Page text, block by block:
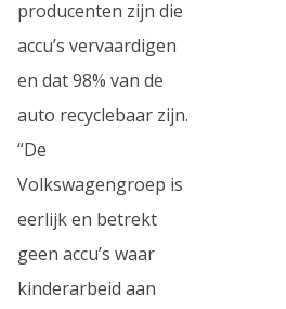
producenten zijn die
accu’s vervaardigen
en dat 98% van de
auto recyclebaar zijn.
“De
Volkswagengroep is
eerlijk en betrekt
geen accu’s waar
kinderarbeid aan